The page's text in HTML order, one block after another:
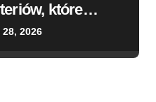
które
28, 2026